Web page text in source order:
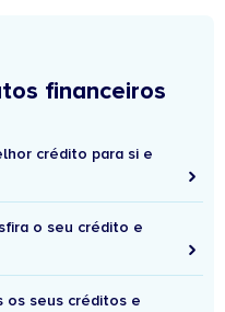
financeiros
crédito para si e
o seu crédito e
os seus créditos e